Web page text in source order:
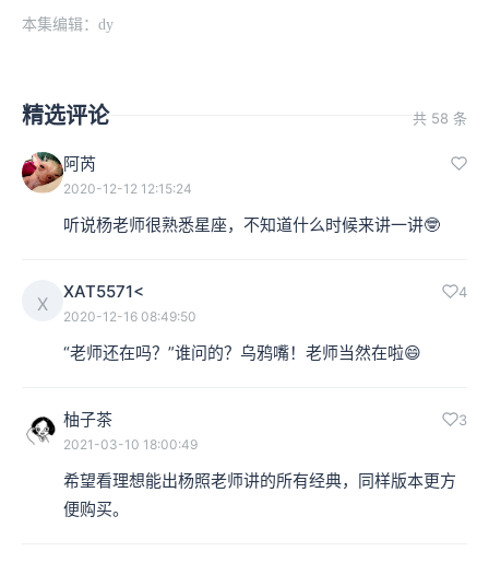
本集编辑：dy
精选评论 共 58 条
阿芮
2020-12-12 12:15:24
听说杨老师很熟悉星座，不知道什么时候来讲一讲🤓
X
XAT5571< 4
2020-12-16 08:49:50
“老师还在吗？”谁问的？乌鸦嘴！老师当然在啦😄
柚子茶 3
2021-03-10 18:00:49
希望看理想能出杨照老师讲的所有经典，同样版本更方
便购买。